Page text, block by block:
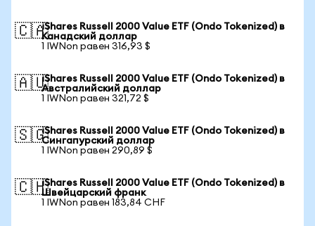
🇨🇦iShares Russell 2000 Value ETF (Ondo Tokenized) в
Канадский доллар
1 IWNon равен 316,93 $
🇦🇺iShares Russell 2000 Value ETF (Ondo Tokenized) в
Австралийский доллар
1 IWNon равен 321,72 $
🇸🇬iShares Russell 2000 Value ETF (Ondo Tokenized) в
Сингапурский доллар
1 IWNon равен 290,89 $
🇨🇭iShares Russell 2000 Value ETF (Ondo Tokenized) в
Швейцарский франк
1 IWNon равен 183,84 CHF